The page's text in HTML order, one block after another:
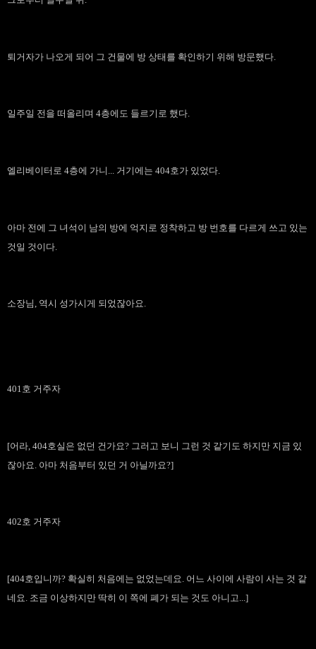
퇴거자가 나오게 되어 그 건물에 방 상태를 확인하기 위해 방문했다.
일주일 전을 떠올리며 4층에도 들르기로 했다.
엘리베이터로 4층에 가니... 거기에는 404호가 있었다.
아마 전에 그 녀석이 남의 방에 억지로 정착하고 방 번호를 다르게 쓰고 있는
것일 것이다.
소장님, 역시 성가시게 되었잖아요.
401호 거주자
[어라, 404호실은 없던 건가요? 그러고 보니 그런 것 같기도 하지만 지금 있
잖아요. 아마 처음부터 있던 거 아닐까요?]
402호 거주자
[404호입니까? 확실히 처음에는 없었는데요. 어느 사이에 사람이 사는 것 같
네요. 조금 이상하지만 딱히 이 쪽에 폐가 되는 것도 아니고...]